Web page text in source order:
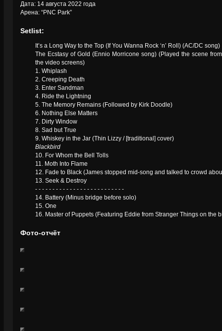
Дата: 14 августа 2022 года
Арена: “PNC Park”
Setlist:
It’s a Long Way to the Top (If You Wanna Rock ‘n’ Roll) (AC/DC song)
The Ecstasy of Gold (Ennio Morricone song) (Played the scene
the video screens)
1. Whiplash
2. Creeping Death
3. Enter Sandman
4. Ride the Lightning
5. The Memory Remains (Followed by Kirk Doodle)
6. Nothing Else Matters
7. Dirty Window
8. Sad but True
9. Whiskey in the Jar (Thin Lizzy / [traditional] cover)
Blackbird
10. For Whom the Bell Tolls
11. Moth Into Flame
12. Fade to Black (James stopped mid-song and talked to crowd
13. Seek & Destroy
- - - - - - - - - - - - - - - - - - - - - - - - - -
14. Battery (Minus bridge before solo)
15. One
16. Master of Puppets (Featuring Eddie from Stranger Things on the
Фото-отчёт